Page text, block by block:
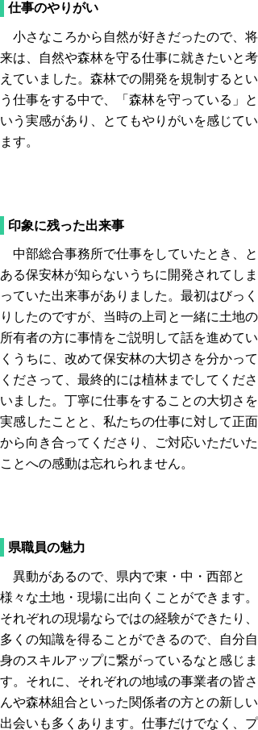
仕事のやりがい
小さなころから自然が好きだったので、将
来は、自然や森林を守る仕事に就きたいと考
えていました。森林での開発を規制するとい
う仕事をする中で、「森林を守っている」と
いう実感があり、とてもやりがいを感じてい
ます。
印象に残った出来事
中部総合事務所で仕事をしていたとき、と
ある保安林が知らないうちに開発されてしま
っていた出来事がありました。最初はびっく
りしたのですが、当時の上司と一緒に土地の
所有者の方に事情をご説明して話を進めてい
くうちに、改めて保安林の大切さを分かって
くださって、最終的には植林までしてくださ
いました。丁寧に仕事をすることの大切さを
実感したことと、私たちの仕事に対して正面
から向き合ってくださり、ご対応いただいた
ことへの感動は忘れられません。
県職員の魅力
異動があるので、県内で東・中・西部と
様々な土地・現場に出向くことができます。
それぞれの現場ならではの経験ができたり、
多くの知識を得ることができるので、自分自
身のスキルアップに繋がっているなと感じま
す。それに、それぞれの地域の事業者の皆さ
んや森林組合といった関係者の方との新しい
出会いも多くあります。仕事だけでなく、プ